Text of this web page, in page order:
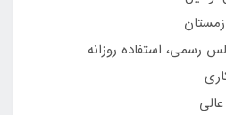
رسمی، استفاده روزانه